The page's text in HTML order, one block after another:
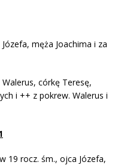
męża Joachima i za
córkę Teresę,
i ++ z pokrew. Walerus i
19 rocz. śm., ojca Józefa,